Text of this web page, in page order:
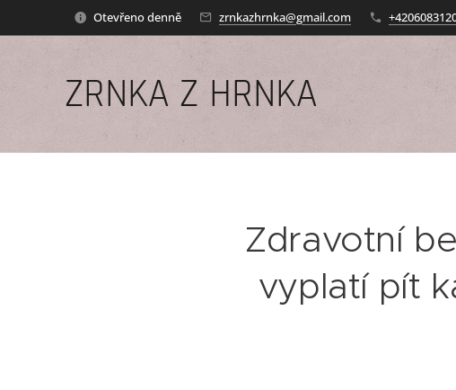
Otevřeno denně zrnkazhrnka@gmail.com
ZRNKA Z HRNKA
Zdravotní
vyplatí pít